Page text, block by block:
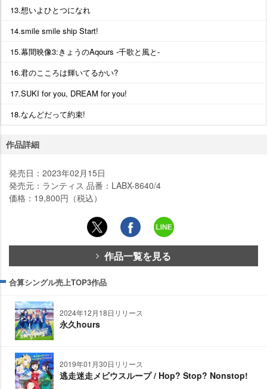
13.想いよひとつになれ
14.smile smile ship Start!
15.幕間映像3:きょうのAqours -千歌と風と-
16.君のこころは輝いてるかい?
17.SUKI for you, DREAM for you!
18.なんどだって約束!
作品詳細
発売日：2023年02月15日
発売元：ランティス 品番：LABX-8640/4
価格：19,800円（税込）
作品一覧を見る
合算シングル売上TOP3作品
2024年12月18日リリース
永久hours
2019年01月30日リリース
逃走迷走メビウスループ / Hop? Stop? Nonstop!